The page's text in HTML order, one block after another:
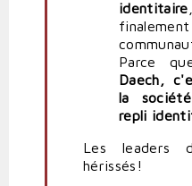
identitaire
Parce
Daech,
la
repli
Les leaders
hérissés!